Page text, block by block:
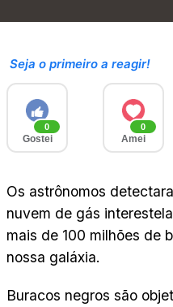
Seja o primeiro a reagir!
0
Gostei
0
Amei
Os astrônomos
nuvem de gás
mais de 100 milhões de
nossa galáxia.
Buracos negros são